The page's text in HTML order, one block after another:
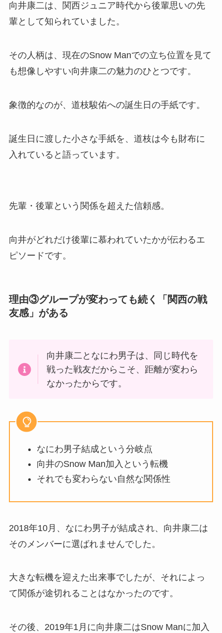
向井康二は、関西ジュニア時代から後輩思いの先
輩として知られていました。
その人柄は、現在のSnow Manでの立ち位置を見て
も想像しやすい向井康二の魅力のひとつです。
象徴的なのが、道枝駿佑への誕生日の手紙です。
誕生日に渡した小さな手紙を、道枝は今も財布に
入れていると語っています。
先輩・後輩という関係を超えた信頼感。
向井がどれだけ後輩に慕われていたかが伝わるエ
ピソードです。
理由③グループが変わっても続く「関西の戦
友感」がある
向井康二となにわ男子は、同じ時代を
戦った戦友だからこそ、距離が変わら
なかったからです。
なにわ男子結成という分岐点
向井のSnow Man加入という転機
それでも変わらない自然な関係性
2018年10月、なにわ男子が結成され、向井康二は
そのメンバーに選ばれませんでした。
大きな転機を迎えた出来事でしたが、それによっ
て関係が途切れることはなかったのです。
その後、2019年1月に向井康二はSnow Manに加入